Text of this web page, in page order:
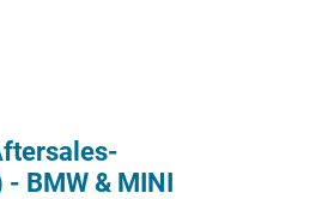
BMW & MINI